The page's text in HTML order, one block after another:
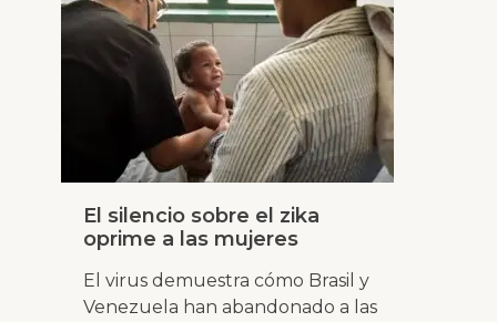
El silencio sobre el zika
oprime a las mujeres
El virus demuestra cómo Brasil y
Venezuela han abandonado a las